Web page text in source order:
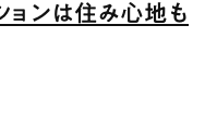
ンは住み心地も